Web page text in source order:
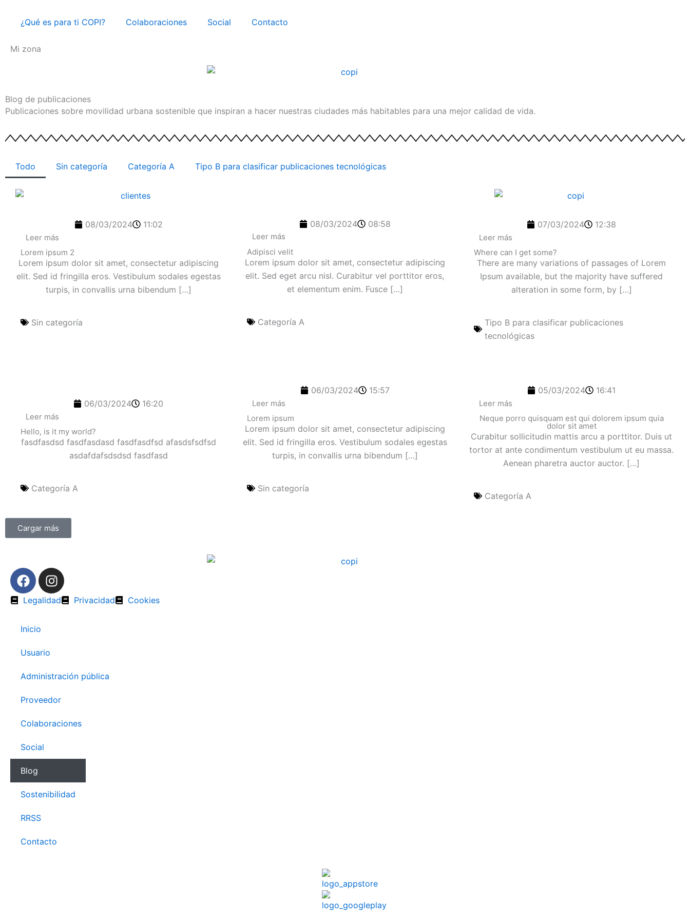
¿Qué es para ti COPI? Colaboraciones Social Contacto
Mi zona
Blog de publicaciones
Publicaciones sobre movilidad urbana sostenible que inspiran a hacer nuestras ciudades más habitables para una mejor calidad de vida.
Todo Sin categoría Categoría A Tipo B para clasificar publicaciones tecnológicas
08/03/2024 11:02
Leer más
Lorem ipsum 2
Lorem ipsum dolor sit amet, consectetur adipiscing
elit. Sed id fringilla eros. Vestibulum sodales egestas
turpis, in convallis urna bibendum […]
Sin categoría
08/03/2024 08:58
Leer más
Adipisci velit
Lorem ipsum dolor sit amet, consectetur adipiscing
elit. Sed eget arcu nisl. Curabitur vel porttitor eros,
et elementum enim. Fusce […]
Categoría A
07/03/2024 12:38
Leer más
Where can I get some?
There are many variations of passages of Lorem
Ipsum available, but the majority have suffered
alteration in some form, by […]
Tipo B para clasificar publicaciones
tecnológicas
06/03/2024 16:20
Leer más
Hello, is it my world?
fasdfasdsd fasdfasdasd fasdfasdfsd afasdsfsdfsd
asdafdafsdsdsd fasdfasd
Categoría A
06/03/2024 15:57
Leer más
Lorem ipsum
Lorem ipsum dolor sit amet, consectetur adipiscing
elit. Sed id fringilla eros. Vestibulum sodales egestas
turpis, in convallis urna bibendum […]
Sin categoría
05/03/2024 16:41
Leer más
Neque porro quisquam est qui dolorem ipsum quia
dolor sit amet
Curabitur sollicitudin mattis arcu a porttitor. Duis ut
tortor at ante condimentum vestibulum ut eu massa.
Aenean pharetra auctor auctor. […]
Categoría A
Cargar más
F
a
c
b
o
I
n
s
m
Legalidad Privacidad Cookies
Inicio
Usuario
Administración pública
Proveedor
Colaboraciones
Social
Blog
Sostenibilidad
RRSS
Contacto